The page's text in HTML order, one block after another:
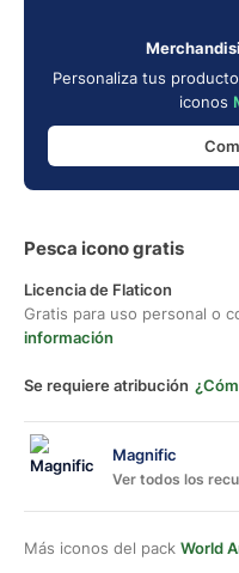
Personaliza tus
iconos
Pesca icono gratis
Licencia de Flaticon
Gratis para uso personal o
información
Se requiere atribución
Magnific
Ver todos los
Más iconos del pack World